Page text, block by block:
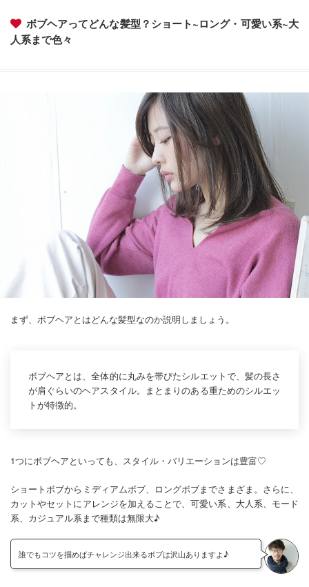
ボブヘアってどんな髪型？ショート~ロング・可愛い系~大
人系まで色々
まず、ボブヘアとはどんな髪型なのか説明しましょう。
ボブヘアとは、全体的に丸みを帯びたシルエットで、髪の長さ
が肩ぐらいのヘアスタイル。まとまりのある重ためのシルエッ
トが特徴的。
1つにボブヘアといっても、スタイル・バリエーションは豊富♡
ショートボブからミディアムボブ、ロングボブまでさまざま。さらに、
カットやセットにアレンジを加えることで、可愛い系、大人系、モード
系、カジュアル系まで種類は無限大♪
誰でもコツを掴めばチャレンジ出来るボブは沢山ありますよ♪